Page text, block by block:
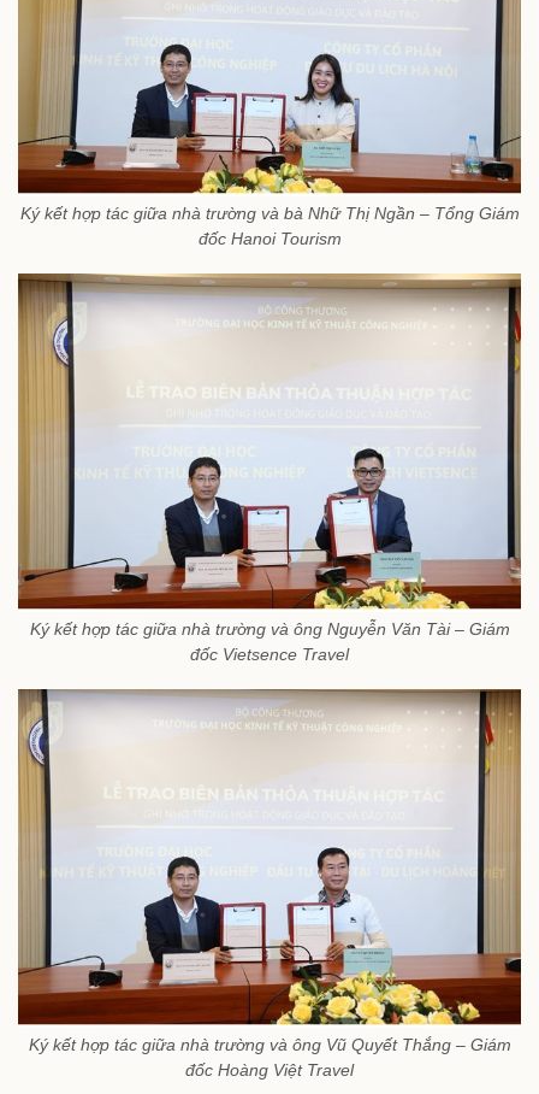
Ký kết hợp tác giữa nhà trường và bà Nhữ Thị Ngần – Tổng Giám
đốc Hanoi Tourism
Ký kết hợp tác giữa nhà trường và ông Nguyễn Văn Tài – Giám
đốc Vietsence Travel
Ký kết hợp tác giữa nhà trường và ông Vũ Quyết Thắng – Giám
đốc Hoàng Việt Travel